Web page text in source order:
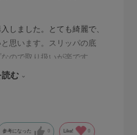
しました。とても綺麗で、
思います。スリッパの底
ので取り扱いが楽です。
元としてまた購入しまし
読む
参考になった 0 Like! 0